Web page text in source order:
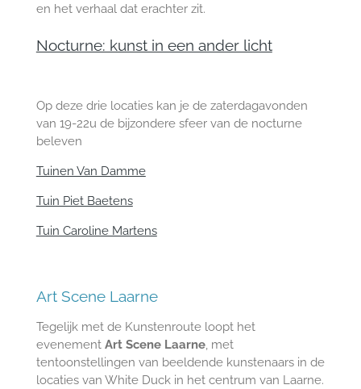
en het verhaal dat erachter zit.
Nocturne: kunst in een ander licht
Op deze drie locaties kan je de zaterdagavonden
van 19-22u de bijzondere sfeer van de nocturne
beleven
Tuinen Van Damme
Tuin Piet Baetens
Tuin Caroline Martens
Art Scene Laarne
Tegelijk met de Kunstenroute loopt het
evenement Art Scene Laarne, met
tentoonstellingen van beeldende kunstenaars in de
locaties van White Duck in het centrum van Laarne.